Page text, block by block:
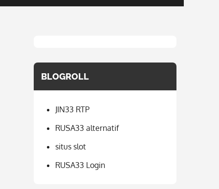
BLOGROLL
JIN33 RTP
RUSA33 alternatif
situs slot
RUSA33 Login